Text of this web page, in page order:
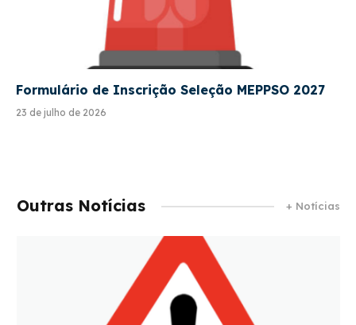
Formulário de Inscrição Seleção MEPPSO 2027
23 de julho de 2026
Outras Notícias + Notícias